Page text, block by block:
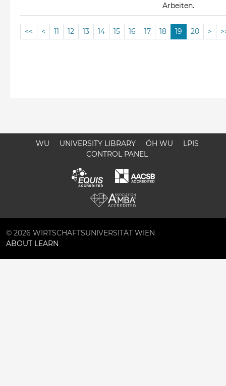
Arbeiten.
<< < 11 12 13 14 15 16 17 18 19 20 >
WU UNIVERSITY LIBRARY ÖH WU
LPIS
CONTROL PANEL
© 2026 WIRTSCHAFTSUNIVERSITÄT WIEN
ABOUT LEARN